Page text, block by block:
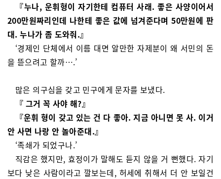
『누나, 운휘형이 자기한테 컴퓨터 사래. 좋은 사양이어서
200만원짜리인데 나한테 좋은 값에 넘겨준다며 50만원에 판
대. 누나가 좀 도와줘.』
‘경제인 단체에서 이름 대면 알만한 자제분이 왜 서민의 돈
을 뜯으려고 할까….’
많은 의구심을 갖고 민구에게 문자를 보냈다.
『 그거 꼭 사야 해?』
『운휘 형이 갖고 있는 건 다 좋아. 지금 아니면 못 사. 이거
안 사면 나랑 안 놀아준대.』
‘족쇄가 되었구나.’
직감은 했지만, 효정이가 말해도 듣지 않을 거 뻔했다. 자기
보다 낮은 사람이라고 깔보는데, 허세에 취해서 더 안 보일건